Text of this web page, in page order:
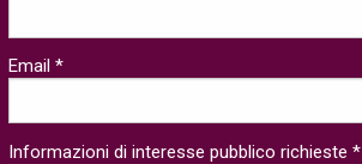
Email *
Informazioni di interesse pubblico richieste *